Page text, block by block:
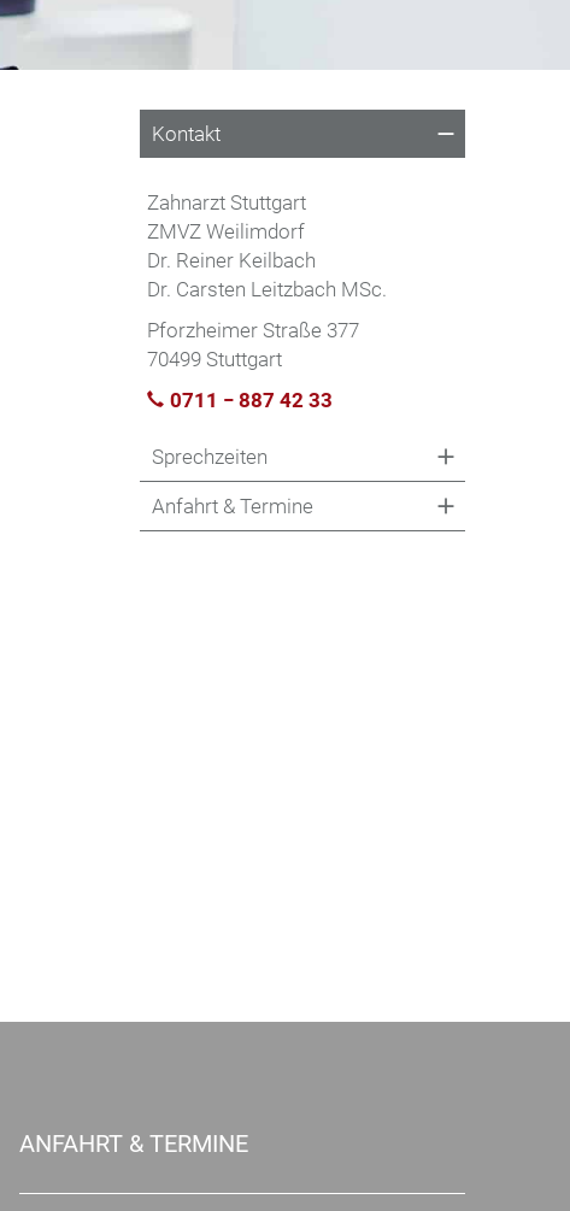
Kontakt
Zahnarzt Stuttgart
ZMVZ Weilimdorf
Dr. Reiner Keilbach
Dr. Carsten Leitzbach MSc.
Pforzheimer Straße 377
70499 Stuttgart
0711 − 887 42 33
Sprechzeiten
Anfahrt & Termine
ANFAHRT & TERMINE